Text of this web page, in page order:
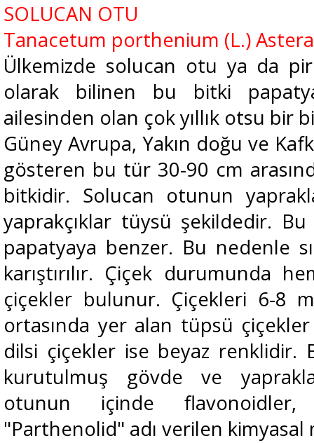
SOLUCAN OTU
Tanacetum porthenium (L.)
Ülkemizde solucan otu ya da
olarak bilinen bu bitki
ailesinden olan çok yıllık otsu bir
Güney Avrupa, Yakın doğu ve
gösteren bu tür 30-90 cm
bitkidir. Solucan otunun
yaprakçıklar tüysü şekildedir.
papatyaya benzer. Bu nedenle
karıştırılır. Çiçek durumunda
çiçekler bulunur. Çiçekleri 6-8
ortasında yer alan tüpsü
dilsi çiçekler ise beyaz renklidir.
kurutulmuş gövde ve
otunun içinde flavonoidler,
"Parthenolid" adı verilen